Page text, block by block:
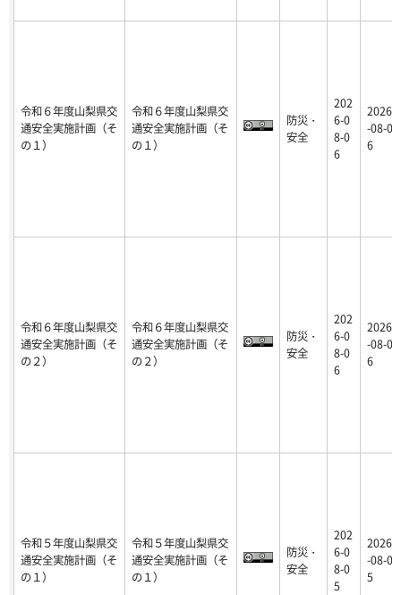
令和６年度山梨県交
通安全実施計画（そ
の１）
令和６年度山梨県交
通安全実施計画（そ
の１）
防災・
安全
202
6-0
8-0
6
2026
-08-0
6
令和６年度山梨県交
通安全実施計画（そ
の２）
令和６年度山梨県交
通安全実施計画（そ
の２）
防災・
安全
202
6-0
8-0
6
2026
-08-0
6
令和５年度山梨県交
通安全実施計画（そ
の１）
令和５年度山梨県交
通安全実施計画（そ
の１）
防災・
安全
202
6-0
8-0
5
2026
-08-0
5